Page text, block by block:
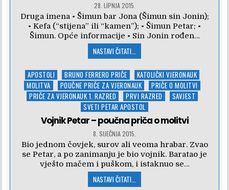
28. LIPNJA 2015.
Druga imena • Šimun bar Jona (Šimun sin Jonin);
• Kefa (“stijena” ili “kamen”); • Šimun Petar; •
Šimun. Opće informacije • Sin Jonin rođen…
NASTAVI ČITATI...
Posted
in
APOSTOLI BRUNO FERRERO PRIČE
KATOLIČKI VJERONAUK
MOLITVA
POUČNE PRIČE ZA VJERONAUK
PRIČE O MOLITVI
PRIČE ZA VJERONAUK 1. RAZRED
PRVI RAZRED
SAVJEST
SVETI PETAR APOSTOL
Vojnik Petar – poučna priča o molitvi
8. SIJEČNJA 2015.
Bio jednom čovjek, surov ali veoma hrabar. Zvao
se Petar, a po zanimanju je bio vojnik. Baratao je
vješto mačem i puškom, i istaknuo se…
NASTAVI ČITATI...